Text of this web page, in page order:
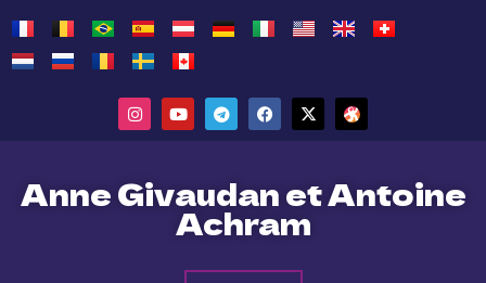
Anne Givaudan et Antoine
Achram